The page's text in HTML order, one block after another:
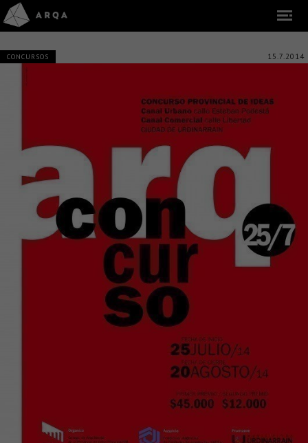
CONCURSOS 15.7.2014